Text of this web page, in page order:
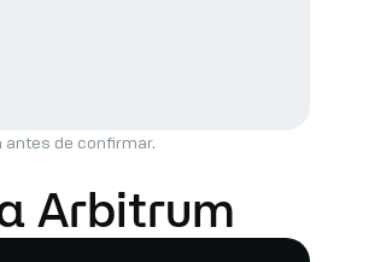
antes de confirmar.
Arbitrum